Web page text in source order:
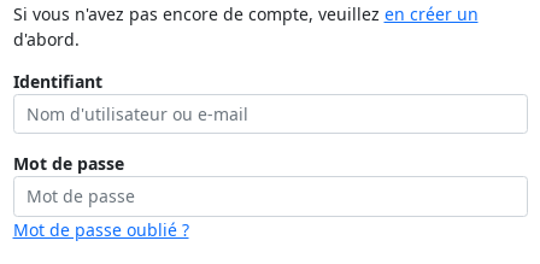
Si vous n'avez pas encore de compte, veuillez en créer un
d'abord.
Identifiant
Mot de passe
Mot de passe oublié ?